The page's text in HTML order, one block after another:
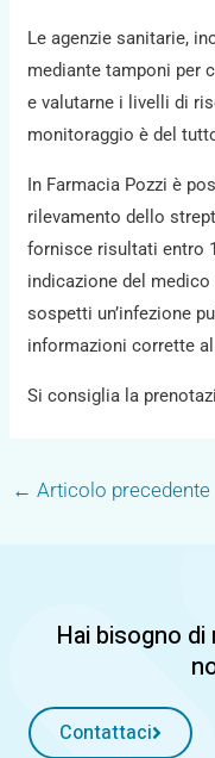
Le agenzie sanitarie,
mediante tamponi per
e valutarne i livelli di
monitoraggio è del
In Farmacia Pozzi è
rilevamento dello
fornisce risultati entro
indicazione del
sospetti un’infezione
informazioni corrette
Si consiglia la
← Articolo precedente
Hai bisogno
Contattaci